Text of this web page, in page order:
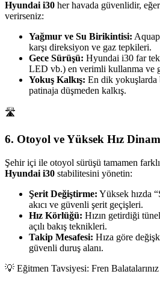
Hyundai i30 her havada güvenlidir,
verirseniz:
Yağmur ve Su Birikintisi:
karşı direksiyon ve gaz tepkileri.
Gece Sürüşü: Hyundai i30 far
LED vb.) en verimli kullanma ve
Yokuş Kalkış: En dik yokuşlarda
patinaja düşmeden kalkış.
🛣️
6. Otoyol ve Yüksek Hız
Şehir içi ile otoyol sürüşü tamamen
Hyundai i30 stabilitesini yönetin:
Şerit Değiştirme: Yüksek hızda
akıcı ve güvenli şerit geçişleri.
Hız Körlüğü: Hızın getirdiği
açılı bakış teknikleri.
Takip Mesafesi: Hıza göre
güvenli duruş alanı.
💡 Eğitmen Tavsiyesi: Fren